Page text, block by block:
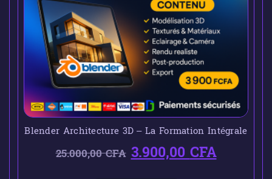
Blender Architecture 3D – La Formation Intégrale
25.000,00CFA 3.900,00CFA